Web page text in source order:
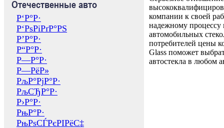
Отечественные авто
Р‘Р°Р·
Р‘РѕРіРґР°РЅ
Р’Р°Р·
Р“Р°Р·
Р—Р°Р·
Р—РёР»
РљР°РјР°Р·
РљСЂР°Р·
Р›Р°Р·
РњР°Р·
РњРѕСЃРєРІРёС‡
компании к своей
надежному процессу
автомобильных
потребителей цены
Glass поможет
автостекла в любом